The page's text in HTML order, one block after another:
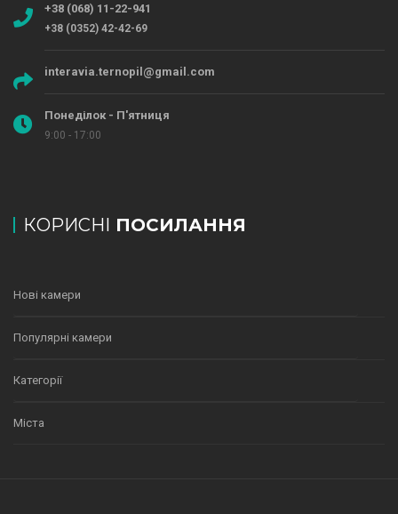
+38 (068) 11-22-941
+38 (0352) 42-42-69
interavia.ternopil@gmail.com
Понеділок - П'ятниця
9:00 - 17:00
КОРИСНІ ПОСИЛАННЯ
Нові камери
Популярні камери
Категорії
Міста